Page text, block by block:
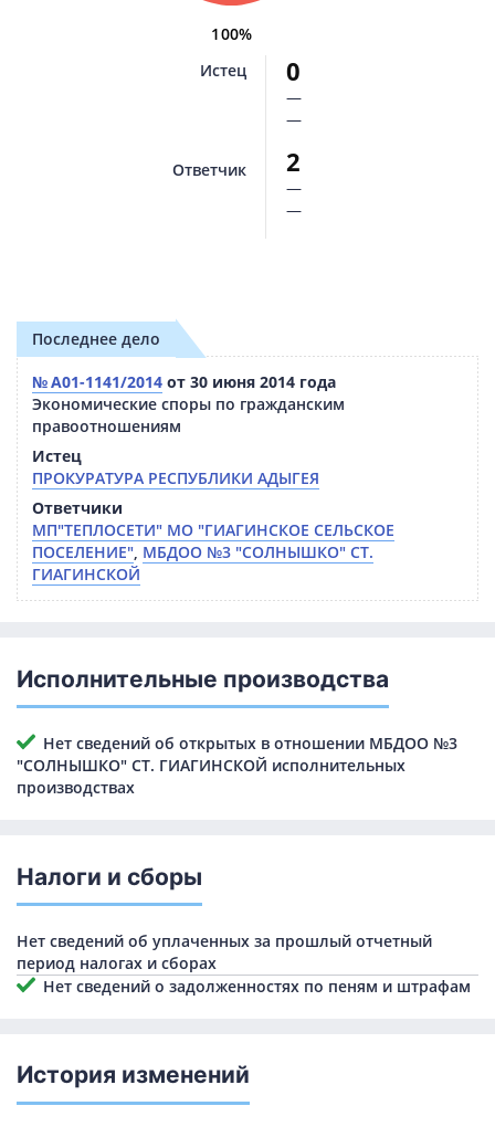
100%
Истец
Ответчик
0
—
—
2
—
—
Последнее дело
№ А01-1141/2014 от 30 июня 2014 года
Экономические споры по гражданским
правоотношениям
Истец
ПРОКУРАТУРА РЕСПУБЛИКИ АДЫГЕЯ
Ответчики
МП"ТЕПЛОСЕТИ" МО "ГИАГИНСКОЕ СЕЛЬСКОЕ
ПОСЕЛЕНИЕ", МБДОО №3 "СОЛНЫШКО" СТ.
ГИАГИНСКОЙ
Исполнительные производства
Нет сведений об открытых в отношении МБДОО №3
"СОЛНЫШКО" СТ. ГИАГИНСКОЙ исполнительных
производствах
Налоги и сборы
Нет сведений об уплаченных за прошлый отчетный
период налогах и сборах
Нет сведений о задолженностях по пеням и штрафам
История изменений